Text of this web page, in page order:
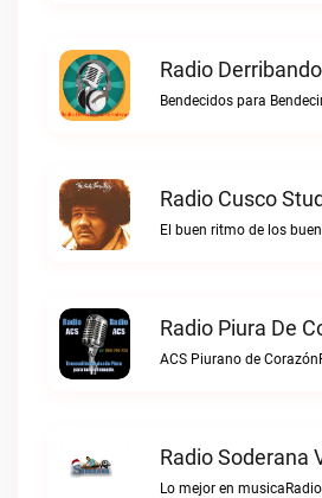
Radio Cusco
Radio Piura De